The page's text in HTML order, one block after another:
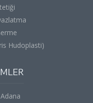
Hudoplasti)
Adana